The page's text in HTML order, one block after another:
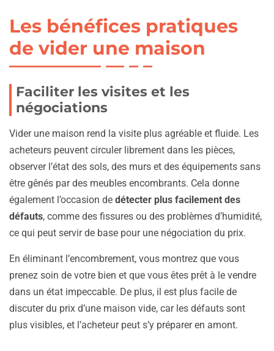
Les bénéfices pratiques
de vider une maison
Faciliter les visites et les
négociations
Vider une maison rend la visite plus agréable et fluide. Les
acheteurs peuvent circuler librement dans les pièces,
observer l’état des sols, des murs et des équipements sans
être gênés par des meubles encombrants. Cela donne
également l’occasion de détecter plus facilement des
défauts, comme des fissures ou des problèmes d’humidité,
ce qui peut servir de base pour une négociation du prix.
En éliminant l’encombrement, vous montrez que vous
prenez soin de votre bien et que vous êtes prêt à le vendre
dans un état impeccable. De plus, il est plus facile de
discuter du prix d’une maison vide, car les défauts sont
plus visibles, et l’acheteur peut s’y préparer en amont.